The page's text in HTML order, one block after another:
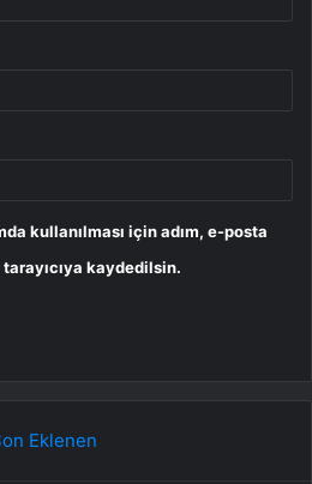
kullanılması için adım, e-posta
kaydedilsin.
Eklenen